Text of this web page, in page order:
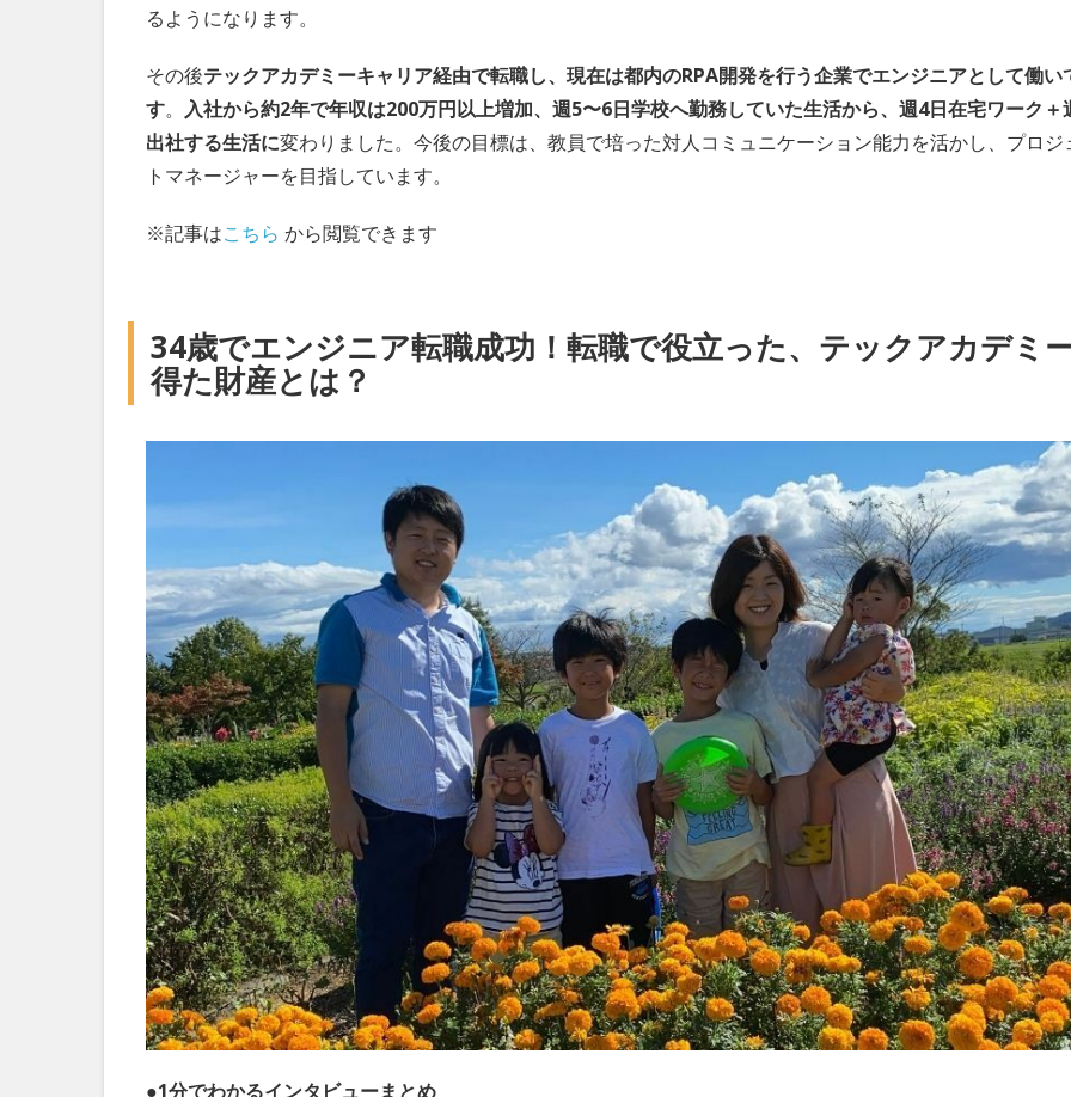
るようになります。
その後テックアカデミーキャリア経由で転職し、現在は都内のRPA開発を行う企業でエンジニアとして働い
す。 入社から約2年で年収は200万円以上増加、週5〜6日学校へ勤務していた生活から、週4日在宅ワーク＋
出社する生活に変わりました。今後の目標は、教員で培った対人コミュニケーション能力を活かし、プロジ
トマネージャーを目指しています。
※記事はこちら から閲覧できます
34歳でエンジニア転職成功！転職で役立った、テックアカデミ
得た財産とは？
●1分でわかるインタビューまとめ